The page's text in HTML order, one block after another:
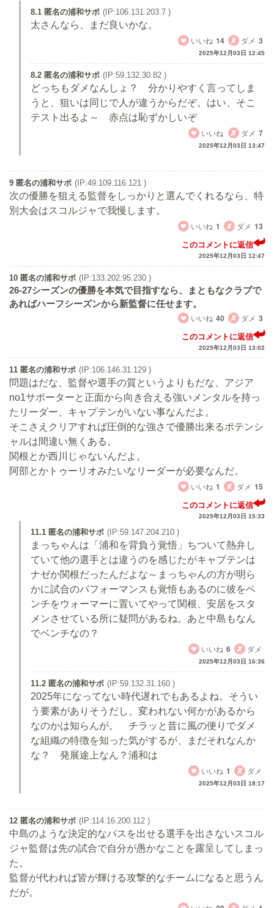
8.1 匿名の浦和サポ (IP:106.131.203.7 )
太さんなら、まだ良いかな。
いいね 14 ダメ 3
2025年12月03日 12:45
8.2 匿名の浦和サポ (IP:59.132.30.82 )
どっちもダメなんしょ？ 分かりやすく言ってしま
うと、狙いは同じで人が違うからだぞ。はい、そこ
テスト出るよ～ 赤点は恥ずかしいぞ
いいね
ダメ 7
2025年12月03日 13:47
9 匿名の浦和サポ (IP:49.109.116.121 )
次の優勝を狙える監督をしっかりと選んでくれるなら、特
別大会はスコルジャで我慢します。
いいね 1 ダメ 13
このコメントに返信
2025年12月03日 12:47
10 匿名の浦和サポ (IP:133.202.95.230 )
26-27シーズンの優勝を本気で目指すなら、まともなクラブで
あればハーフシーズンから新監督に任せます。
いいね 40 ダメ 3
このコメントに返信
2025年12月03日 13:02
11 匿名の浦和サポ (IP:106.146.31.129 )
問題はだな、監督や選手の質というよりもだな、アジア
no1サポーターと正面から向き合える強いメンタルを持っ
たリーダー、キャプテンがいない事なんだよ。
そこさえクリアすれば圧倒的な強さで優勝出来るポテンシ
ャルは間違い無くある。
関根とか西川じゃないんだよ。
阿部とかトゥーリオみたいなリーダーが必要なんだ。
いいね 1 ダメ 15
このコメントに返信
2025年12月03日 15:33
11.1 匿名の浦和サポ (IP:59.147.204.210 )
まっちゃんは「浦和を背負う覚悟」ちついて熱弁し
ていて他の選手とは違うのを感じたがキャプテンは
ナゼか関根だったんだよな～まっちゃんの方が明ら
かに試合のパフォーマンスも覚悟もあるのに彼をベ
ンチをウォーマーに置いてやって関根、安居をスタ
メンさせている所に疑問があるね。あと中島もなん
でベンチなの？
いいね 6 ダメ
2025年12月03日 16:36
11.2 匿名の浦和サポ (IP:59.132.31.160 )
2025年になってない時代遅れでもあるよね。そうい
う要素がありそうだし、変われない何かがあるから
なのかは知らんが。 チラッと昔に風の便りでダメ
な組織の特徴を知った気がするが、まだそれなんか
な？ 発展途上なん？浦和は
いいね 1 ダメ
2025年12月03日 18:17
12 匿名の浦和サポ (IP:114.16.200.112 )
中島のような決定的なパスを出せる選手を出さないスコル
ジャ監督は先の試合で自分が愚かなことを露呈してしまっ
た。
監督が代われば皆が輝ける攻撃的なチームになると思うん
だが。